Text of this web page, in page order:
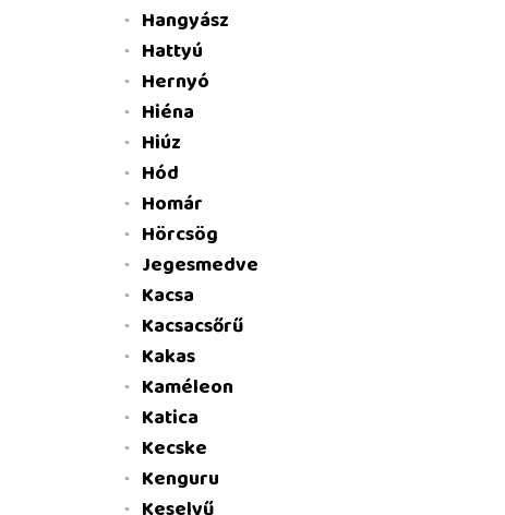
Hangyász
Hattyú
Hernyó
Hiéna
Hiúz
Hód
Homár
Hörcsög
Jegesmedve
Kacsa
Kacsacsőrű
Kakas
Kaméleon
Katica
Kecske
Kenguru